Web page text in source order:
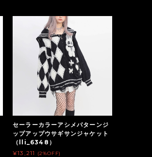
セーラーカラーアシメパターンジ
ップアップウサギサンジャケット
（lli_6348）
¥13,211
(2%OFF)